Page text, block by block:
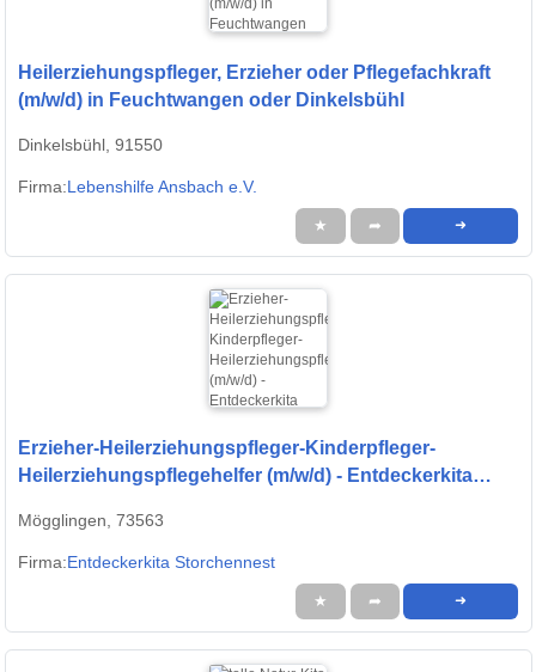
Heilerziehungspfleger, Erzieher oder Pflegefachkraft
(m/w/d) in Feuchtwangen oder Dinkelsbühl
Dinkelsbühl, 91550
Firma:Lebenshilfe Ansbach e.V.
★ ➦ ➜
Erzieher-Heilerziehungspfleger-Kinderpfleger-
Heilerziehungspflegehelfer (m/w/d) - Entdeckerkita
Mögglingen, 73563
Firma:Entdeckerkita Storchennest
★ ➦ ➜